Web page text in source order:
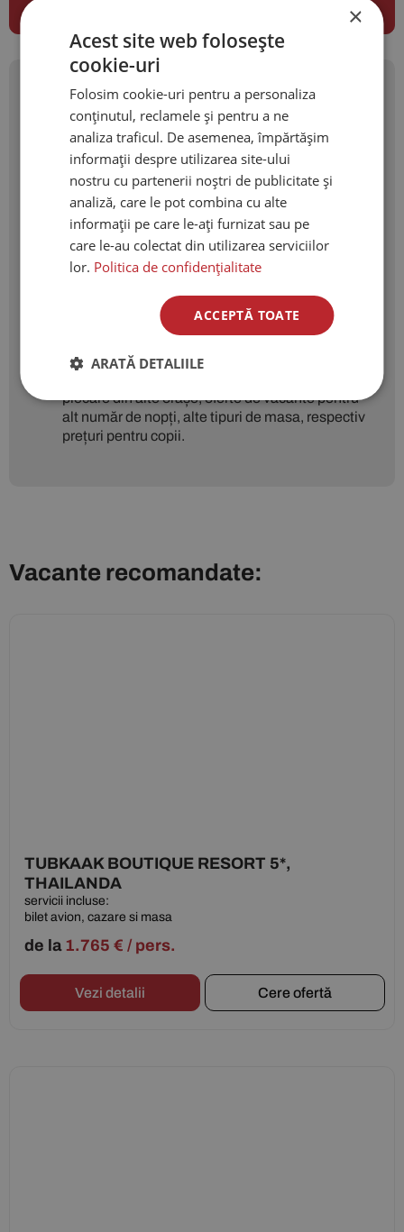
Prețurile menționate sunt
orientative și pot suferi
modificari.
Prețurile aferente zborurilor sunt calculate pentru
clasa economic, la cotatia cea mai mica
disponibila in sistem la data realizarii ofertei. Ele
nu sunt sub controlul nostru si se pot modifica
oricand pana la emitere, in functie de
reglementarile companiei aeriene. City Travels
momentul emiterii. De asemenea, compania
aeriana isi poate rezerva dreptul de a modifica
plecare din alte orașe, oferte de vacante pentru
alt număr de nopți, alte tipuri de masa, respectiv
prețuri pentru copii.
Vacante recomandate:
TUBKAAK BOUTIQUE RESORT 5*,
THAILANDA
servicii incluse:
bilet avion, cazare si masa
de la 1.765 € / pers.
Vezi detalii Cere ofertă
×
Acest site web folosește
cookie-uri
Folosim cookie-uri pentru a personaliza
conținutul, reclamele și pentru a ne
analiza traficul. De asemenea, împărtășim
informații despre utilizarea site-ului
nostru cu partenerii noștri de publicitate și
analiză, care le pot combina cu alte
informații pe care le-ați furnizat sau pe
care le-au colectat din utilizarea serviciilor
lor. Politica de confidențialitate
ACCEPTĂ TOATE
ARATĂ DETALIILE